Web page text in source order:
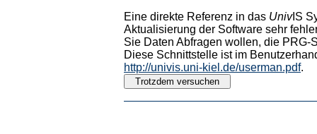
Eine direkte Referenz in das UnivIS
Aktualisierung der Software sehr
Sie Daten Abfragen wollen, die PRG-
Diese Schnittstelle ist im
http://univis.uni-kiel.de/userman.pdf.